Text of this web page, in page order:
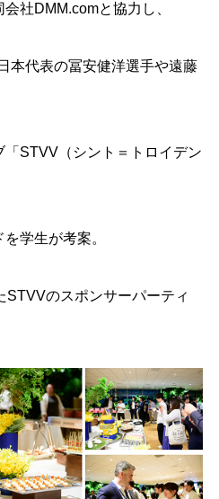
会社DMM.comと協力し、
本代表の冨安健洋選手や遠藤
STVV （シント＝トロイデン
学生が考案。
STVVのスポンサーパーティ